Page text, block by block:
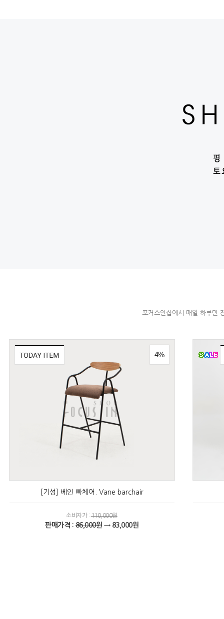
포커스인샵에서 매일 하루만
4%
[기성] 베인 빠체어. Vane barchair
소비자가 :110,000원
판매가격 :86,000원 → 83,000원